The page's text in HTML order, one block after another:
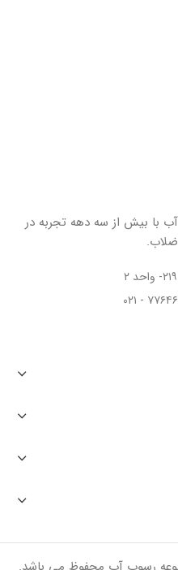
با بيش از سه دهه تجربه در